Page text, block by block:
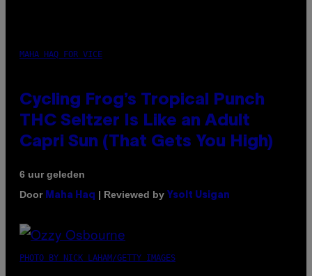
MAHA HAQ FOR VICE
Cycling Frog’s Tropical Punch
THC Seltzer Is Like an Adult
Capri Sun (That Gets You High)
6 uur geleden
Door Maha Haq | Reviewed by Ysolt Usigan
PHOTO BY NICK LAHAM/GETTY IMAGES